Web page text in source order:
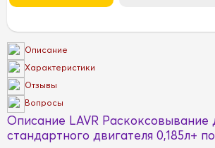
Описание
Характеристики
Отзывы
Вопросы
Описание LAVR Раскоксовывание
стандартного двигателя 0,185л+